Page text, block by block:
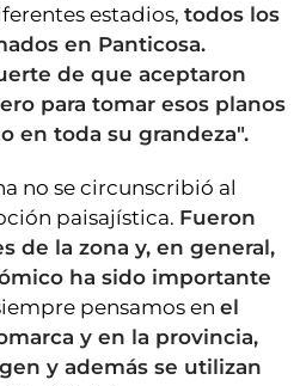
estadios, todos los
en Panticosa.
de que aceptaron
para tomar esos planos
en toda su grandeza".
no se circunscribió al
paisajística. Fueron
de la zona y, en general,
ha sido importante
pensamos en el
y en la provincia,
y además se utilizan